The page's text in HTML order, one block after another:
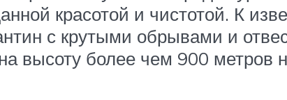
красотой и чистотой. К
с крутыми обрывами и
высоту более чем 900 метров